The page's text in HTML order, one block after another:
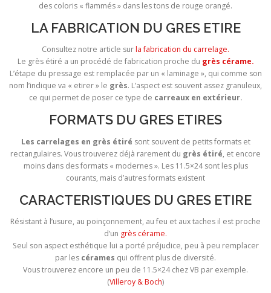
des coloris « flammés » dans les tons de rouge orangé.
LA FABRICATION DU GRES ETIRE
Consultez notre article surla fabrication du carrelage.
Le grès étiré a un procédé de fabrication proche du grès cérame.
L’étape du pressage est remplacée par un « laminage », qui comme son
nom l’indique va « etirer » le grès. L’aspect est souvent assez granuleux,
ce qui permet de poser ce type de carreaux en extérieur.
FORMATS DU GRES ETIRES
Les carrelages en grès étiré sont souvent de petits formats et
rectangulaires. Vous trouverez déjà rarement du grès étiré, et encore
moins dans des formats « modernes ». Les 11.5×24 sont les plus
courants, mais d’autres formats existent
CARACTERISTIQUES DU GRES ETIRE
Résistant à l’usure, au poinçonnement, au feu et aux taches il est proche
d’un grès cérame.
Seul son aspect esthétique lui a porté préjudice, peu à peu remplacer
par les cérames qui offrent plus de diversité.
Vous trouverez encore un peu de 11.5×24 chez VB par exemple.
(Villeroy & Boch)